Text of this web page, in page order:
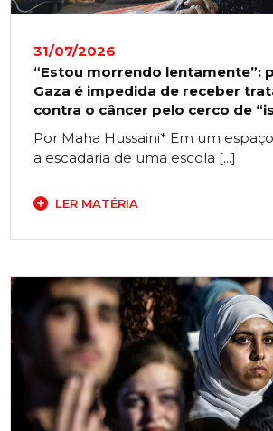
31/07/2026
“Estou morrendo lentamente”:
Gaza é impedida de receber
contra o câncer pelo cerco de
Por Maha Hussaini* Em um
a escadaria de uma escola [...]
LER MATÉRIA